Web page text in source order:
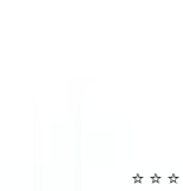
⭐️ ⭐️ ⭐️ ⭐ ⭐️